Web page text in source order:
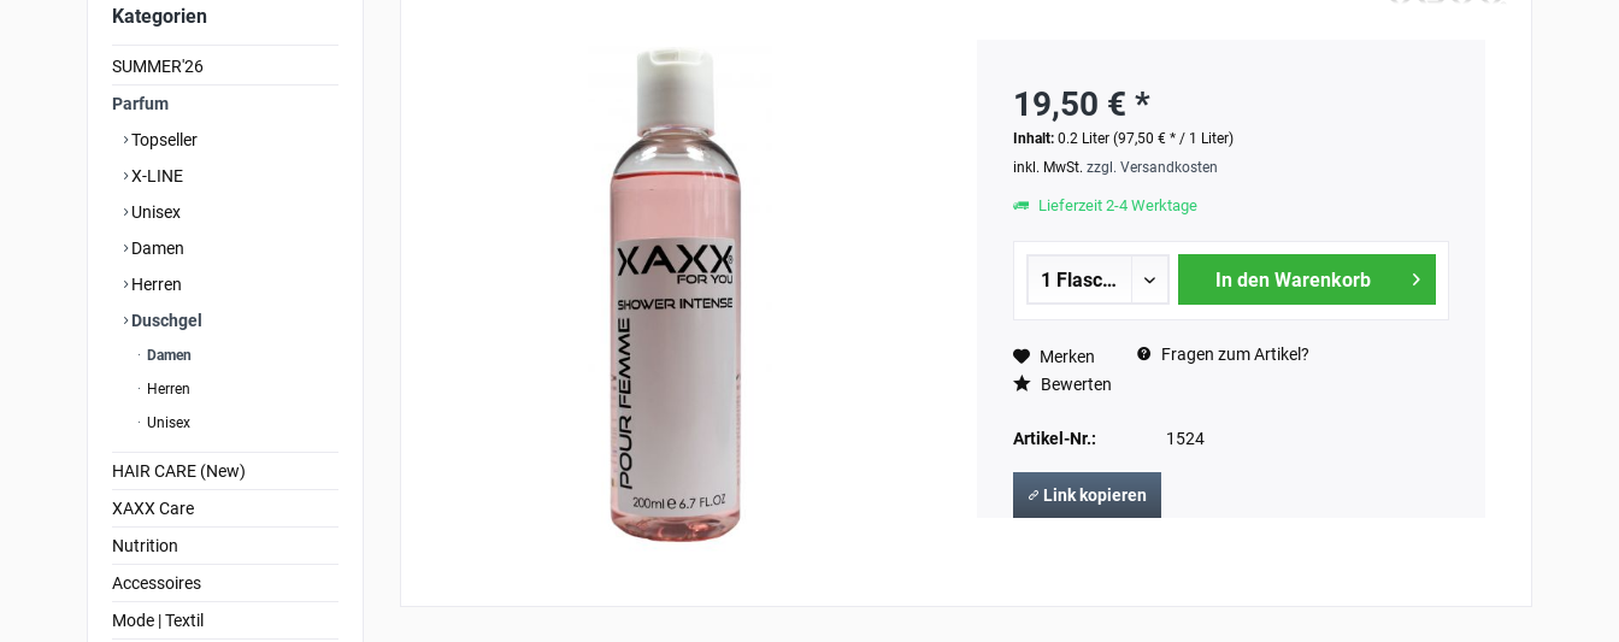
Kategorien
SUMMER'26
Parfum
Topseller
X-LINE
Unisex
Damen
Herren
Duschgel
Damen
Herren
Unisex
HAIR CARE (New)
XAXX Care
Nutrition
Accessoires
Mode | Textil
19,50 € *
Inhalt: 0.2 Liter (97,50 € * / 1 Liter)
inkl. MwSt. zzgl. Versandkosten
Lieferzeit 2-4 Werktage
In den Warenkorb
Merken
Fragen zum Artikel?
Bewerten
Artikel-Nr.: 1524
Link kopieren